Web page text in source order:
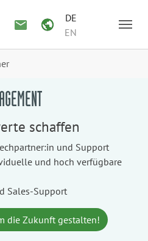
DE
EN
schaffen
und Support
und hoch verfügbare
Sales-Support
die Zukunft gestalten!